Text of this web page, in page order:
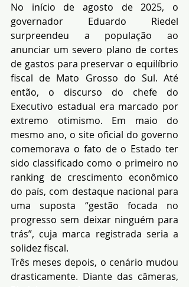
No início de agosto de 2025, o
governador Eduardo Riedel
surpreendeu a população ao
anunciar um severo plano de cortes
de gastos para preservar o equilíbrio
fiscal de Mato Grosso do Sul. Até
então, o discurso do chefe do
Executivo estadual era marcado por
extremo otimismo. Em maio do
mesmo ano, o site oficial do governo
comemorava o fato de o Estado ter
sido classificado como o primeiro no
ranking de crescimento econômico
do país, com destaque nacional para
uma suposta “gestão focada no
progresso sem deixar ninguém para
trás”, cuja marca registrada seria a
solidez fiscal.
Três meses depois, o cenário mudou
drasticamente. Diante das câmeras,